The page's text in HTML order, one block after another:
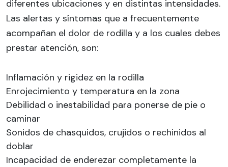
diferentes ubicaciones y en distintas intensidades.
Las alertas y síntomas que a frecuentemente
acompañan el dolor de rodilla y a los cuales debes
prestar atención, son:
Inflamación y rigidez en la rodilla
Enrojecimiento y temperatura en la zona
Debilidad o inestabilidad para ponerse de pie o
caminar
Sonidos de chasquidos, crujidos o rechinidos al
doblar
Incapacidad de enderezar completamente la